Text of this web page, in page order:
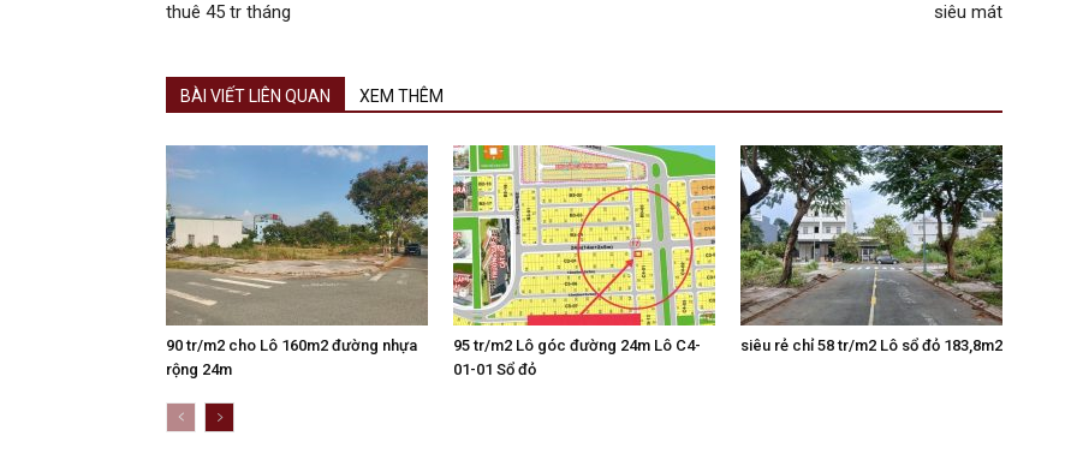
thuê 45 tr tháng
siêu mát
BÀI VIẾT LIÊN QUAN XEM THÊM
90 tr/m2 cho Lô 160m2 đường nhựa
rộng 24m
95 tr/m2 Lô góc đường 24m Lô C4-
01-01 Sổ đỏ
siêu rẻ chỉ 58 tr/m2 Lô sổ đỏ 183,8m2